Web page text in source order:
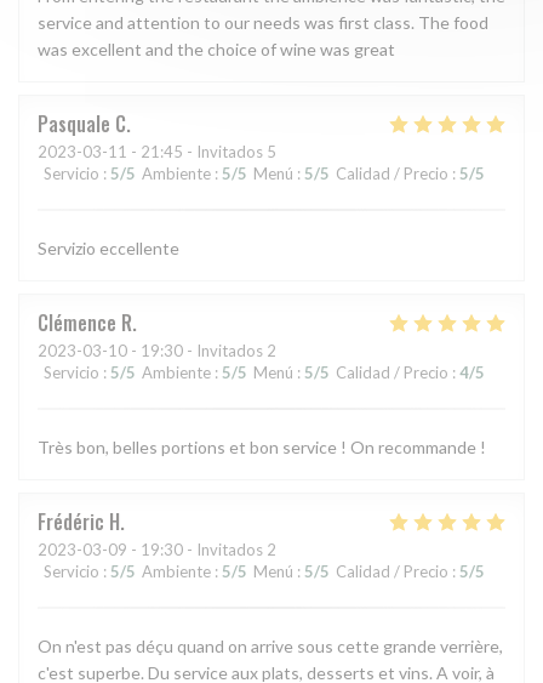
service and attention to our needs was first class. The food
was excellent and the choice of wine was great
Pasquale C
2023-03-11 - 21:45 - Invitados 5
Servicio : 5/5 Ambiente : 5/5 Menú : 5/5 Calidad / Precio : 5/5
Servizio eccellente
Clémence R
2023-03-10 - 19:30 - Invitados 2
Servicio : 5/5 Ambiente : 5/5 Menú : 5/5 Calidad / Precio : 4/5
Très bon, belles portions et bon service ! On recommande !
Frédéric H
2023-03-09 - 19:30 - Invitados 2
Servicio : 5/5 Ambiente : 5/5 Menú : 5/5 Calidad / Precio : 5/5
On n'est pas déçu quand on arrive sous cette grande verrière,
c'est superbe. Du service aux plats, desserts et vins. A voir, à